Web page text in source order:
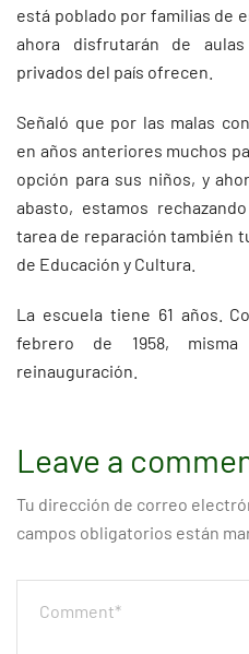
está poblado por familias de
ahora disfrutarán de
privados del país ofrecen.
Señaló que por las malas
en años anteriores muchos
opción para sus niños, y
abasto, estamos
tarea de reparación también
de Educación y Cultura.
La escuela tiene 61 años.
febrero de 1958,
reinauguración.
Leave a
Tu dirección de correo
campos obligatorios están